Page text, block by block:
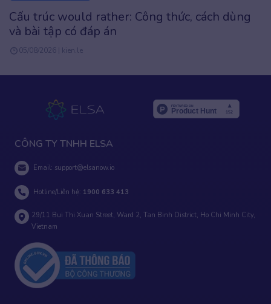
Google dịch đánh trọng âm: Cách sửa phát âm
tiếng Anh chuẩn
20/07/2026 | Admin
CÔNG TY TNHH ELSA
Email: support@elsanow.io
Hotline/Liên hệ: 1900 633 413
29/11 Bui Thi Xuan Street, Ward 2, Tan Binh District, Ho Chi Minh City,
Vietnam